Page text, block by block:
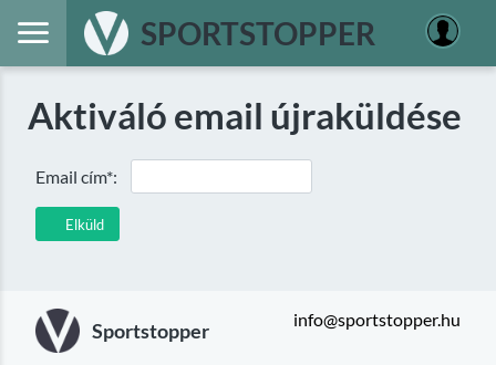
SPORTSTOPPER
Aktiváló email újraküldése
Elküld
Email cím*:
Sportstopper info@sportstopper.hu